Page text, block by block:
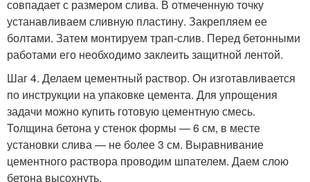
совпадает с размером слива. В отмеченную точку
устанавливаем сливную пластину. Закрепляем ее
болтами. Затем монтируем трап-слив. Перед бетонными
работами его необходимо заклеить защитной лентой.
Шаг 4. Делаем цементный раствор. Он изготавливается
по инструкции на упаковке цемента. Для упрощения
задачи можно купить готовую цементную смесь.
Толщина бетона у стенок формы — 6 см, в месте
установки слива — не более 3 см. Выравнивание
цементного раствора проводим шпателем. Даем слою
бетона высохнуть.